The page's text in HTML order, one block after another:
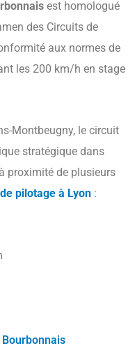
est homologué
des Circuits de
aux normes de
les 200 km/h en stage
Montbeugny, le circuit
stratégique dans
proximité de plusieurs
pilotage à Lyon :